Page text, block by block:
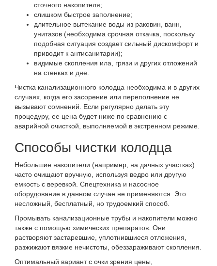
сточного накопителя;
слишком быстрое заполнение;
длительное вытекание воды из раковин, ванн,
унитазов (необходима срочная откачка, поскольку
подобная ситуация создает сильный дискомфорт и
приводит к антисанитарии);
видимые скопления ила, грязи и других отложений
на стенках и дне.
Чистка канализационного колодца необходима и в других
случаях, когда его засорение или переполнение не
вызывают сомнений. Если регулярно делать эту
процедуру, ее цена будет ниже по сравнению с
аварийной очисткой, выполняемой в экстренном режиме.
Способы чистки колодца
Небольшие накопители (например, на дачных участках)
часто очищают вручную, используя ведро или другую
емкость с веревкой. Спецтехника и насосное
оборудование в данном случае не применяются. Это
несложный, бесплатный, но трудоемкий способ.
Промывать канализационные трубы и накопители можно
также с помощью химических препаратов. Они
растворяют застаревшие, уплотнившиеся отложения,
разжижают вязкие нечистоты, обеззараживают скопления.
Оптимальный вариант с очки зрения цены,